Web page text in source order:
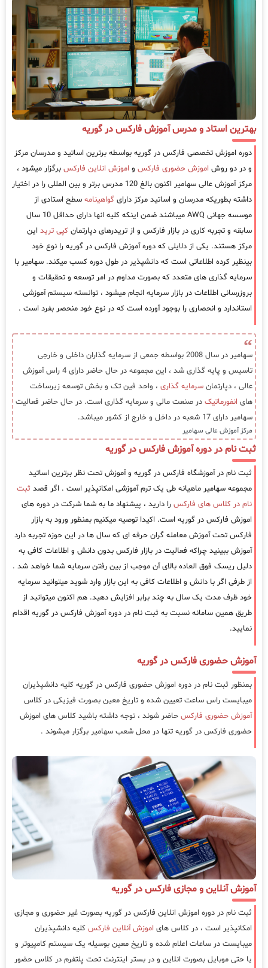
بهترین استاد و مدرس آموزش فارکس در گوریه
دوره اموزش تخصصی فارکس در گوریه بواسطه برترین اساتید و مدرسان مرکز
و در دو روش اموزش حضوری فارکس و اموزش انلاین فارکس برگزار میشود ،
مرکز آموزش عالی سهامیر اکنون بالغ 120 مدرس برتر و بین المللی را در اختیار
داشته بطوریکه مدرسان و اساتید مرکز دارای گواهینامه سطح استادی از
موسسه جهانی AWQ میباشند ضمن اینکه کلیه انها دارای حداقل 10 سال
سابقه و تجربه کاری در بازار فارکس و از تریدرهای دپارتمان کپی ترید این
مرکز هستند. یکی از دلایلی که دوره آموزش فارکس در گوریه را نوع خود
بینظیر کرده اطلاعاتی است که دانشپذیر در طول دوره کسب میکند. سهامیر با
سرمایه گذاری های متعدد که بصورت مداوم در امر توسعه و تحقیقات و
بروزرسانی اطلاعات در بازار سرمایه انجام میشود ، توانسته سیستم آموزشی
استاندارد و انحصاری را بوجود آورده است که در نوع خود منحصر بفرد است .
سهامیر در سال 2008 بواسطه جمعی از سرمایه گذاران داخلی و خارجی
تاسیس و پایه گذاری شد ، این مجموعه در حال حاضر دارای 4 راس آموزش
عالی ، دپارتمان سرمایه گذاری ، واحد فین تک و بخش توسعه زیرساخت
های انفورماتیک در صنعت مالی و سرمایه گذاری است. در حال حاضر فعالیت
سهامیر دارای 17 شعبه در داخل و خارج از کشور میباشد.
مرکز آموزش عالی سهامیر
ثبت نام در دوره آموزش فارکس در گوریه
ثبت نام در آموزشگاه فارکس در گوریه و آموزش تحت نظر برترین اساتید
مجموعه سهامیر ماهیانه طی یک ترم آموزشی امکانپذیر است . اگر قصد ثبت
نام در کلاس های فارکس را دارید ، پیشنهاد ما به شما شرکت در دوره های
اموزش فارکس در گوریه است. اکیدا توصیه میکنیم بمنظور ورود به بازار
فارکس تحت آموزش معامله گران حرفه ای که سال ها در این حوزه تجربه دارد
آموزش ببینید چراکه فعالیت در بازار فارکس بدون دانش و اطلاعات کافی به
دلیل ریسک فوق العاده بالای آن موجب از بین رفتن سرمایه شما خواهد شد .
از طرفی اگر با دانش و اطلاعات کافی به این بازار وارد شوید میتوانید سرمایه
خود ظرف مدت یک سال به چند برابر افزایش دهید. هم اکنون میتوانید از
طریق همین سامانه نسبت به ثبت نام در دوره آموزش فارکس در گوریه اقدام
نمایید.
آموزش حضوری فارکس در گوریه
بمنظور ثبت نام در دوره اموزش حضوری فارکس در گوریه کلیه دانشپذیران
میبایست راس ساعت تعیین شده و تاریخ معین بصورت فیزیکی در کلاس
آموزش حضوری فارکس حاضر شوند ، توجه داشته باشید کلاس های اموزش
حضوری فارکس در گوریه تنها در محل شعب سهامیر برگزار میشوند .
آموزش آنلاین و مجازی فارکس در گوریه
ثبت نام در دوره اموزش انلاین فارکس در گوریه بصورت غیر حضوری و مجازی
امکانپذیر است ، در کلاس های اموزش آنلاین فارکس کلیه دانشپذیران
میبایست در ساعات اعلام شده و تاریخ معین بوسیله یک سیستم کامپیوتر و
یا حتی موبایل بصورت انلاین و در بستر اینترنت تحت پلتفرم در کلاس حضور